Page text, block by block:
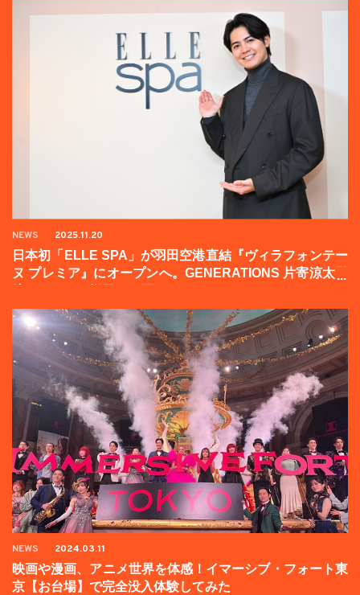
NEWS 2025.11.20
日本初「ELLE SPA」が羽田空港直結『ヴィラフォンテー
ヌ プレミア』にオープンへ。GENERATIONS 片寄涼太登
NEWS 2024.03.11
映画や漫画、アニメ世界を体感！イマーシブ・フォート東
京【お台場】で完全没入体験してみた